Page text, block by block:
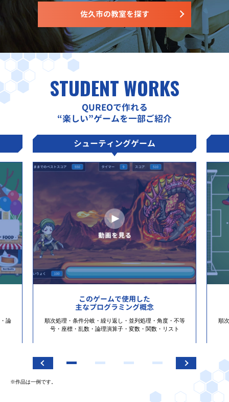
佐久市の教室を探す
STUDENT WORKS
QUREOで作れる
“楽しい”ゲームを一部ご紹介
論
シューティングゲーム
このゲームで使用した
主なプログラミング概念
順次処理・条件分岐・繰り返し・並列処理・角度・不等
号・座標・乱数・論理演算子・変数・関数・リスト
順
※作品は一例です。